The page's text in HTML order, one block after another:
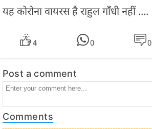
यह कोरोना वायरस है राहुल गाँधी नहीं ....
4 0 0
Post a comment
Comments